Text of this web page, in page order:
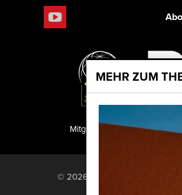
MEHR ZUM
PF
Mitglied der TIPA
© 2026 PF Publishing GmbH.